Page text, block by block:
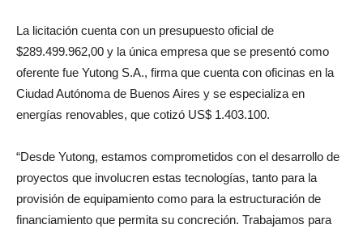
La licitación cuenta con un presupuesto oficial de
$289.499.962,00 y la única empresa que se presentó como
oferente fue Yutong S.A., firma que cuenta con oficinas en la
Ciudad Autónoma de Buenos Aires y se especializa en
energías renovables, que cotizó US$ 1.403.100.
“Desde Yutong, estamos comprometidos con el desarrollo de
proyectos que involucren estas tecnologías, tanto para la
provisión de equipamiento como para la estructuración de
financiamiento que permita su concreción. Trabajamos para